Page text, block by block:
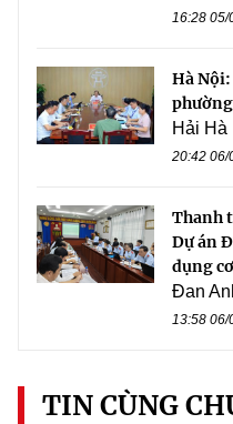
16:28 05/
Hà
Hải Hà
20:42 06/
Thanh
Dự án
dụng
Đan
13:58 06/
TIN CÙNG